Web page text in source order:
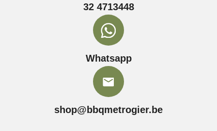
32 4713448
Whatsapp
shop@bbqmetrogier.be